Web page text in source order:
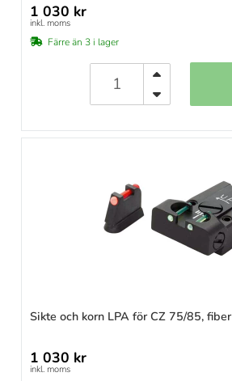
1 030 kr
inkl. moms
Färre än 3 i lager
Sikte och korn LPA för CZ 75/85, fiber
1 030 kr
inkl. moms